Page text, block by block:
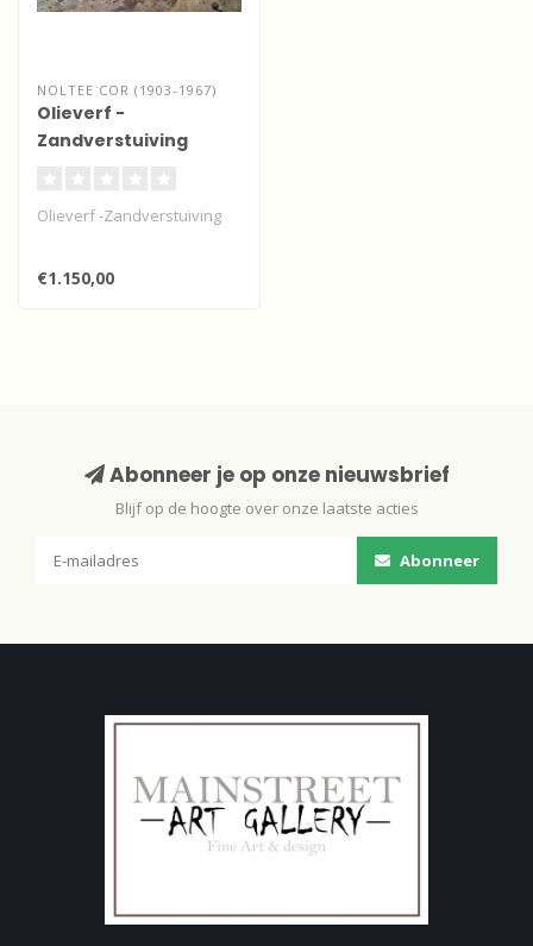
NOLTEE COR (1903-1967)
Olieverf -
Zandverstuiving
Olieverf -Zandverstuiving
€1.150,00
Abonneer je op onze nieuwsbrief
Blijf op de hoogte over onze laatste acties
Abonneer